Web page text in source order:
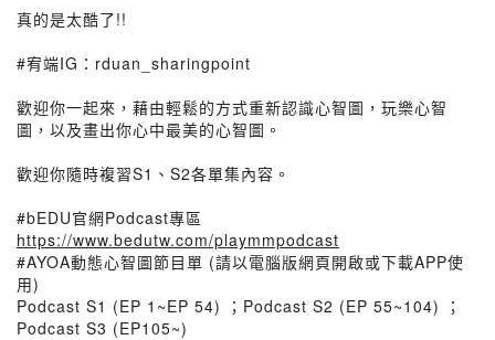
真的是太酷了!!
#宥端IG：rduan_sharingpoint
歡迎你一起來，藉由輕鬆的方式重新認識心智圖，玩樂心智
圖，以及畫出你心中最美的心智圖。
歡迎你隨時複習S1、S2各單集內容。
#bEDU官網Podcast專區
https://www.bedutw.com/playmmpodcast
#AYOA動態心智圖節目單 (請以電腦版網頁開啟或下載APP使
用)
Podcast S1 (EP 1~EP 54) ；Podcast S2 (EP 55~104) ；
Podcast S3 (EP105~)